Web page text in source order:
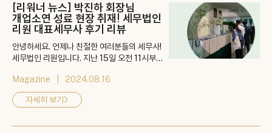
[리워너 뉴스] 박진하 회장님
개업소연 성료 현장 취재! 세무법인
리원 대표세무사 후기 리뷰
안녕하세요. 언제나 친절한 여러분들의 세무사!
세무법인 리원입니다. 지난 15일 오전 11시부터
진행한 뜻깊고 기쁜 행사! 박진하 회장님의 개업
소연 현장을 취재했습니다. 👉 게시물 바로가기:
https://blog.naver.com/kimhyun0122/22
Magazine 2024.08.16
자세히 보기>